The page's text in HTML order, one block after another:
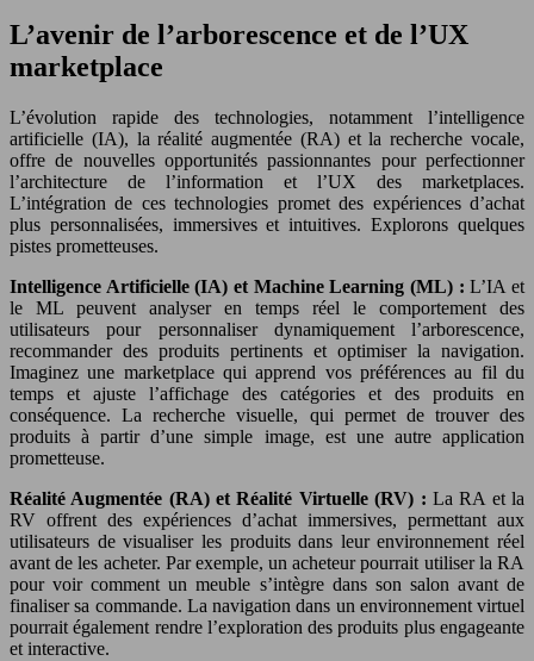
L’avenir de l’arborescence et de l’UX
marketplace
L’évolution rapide des technologies, notamment l’intelligence
artificielle (IA), la réalité augmentée (RA) et la recherche vocale,
offre de nouvelles opportunités passionnantes pour perfectionner
l’architecture de l’information et l’UX des marketplaces.
L’intégration de ces technologies promet des expériences d’achat
plus personnalisées, immersives et intuitives. Explorons quelques
pistes prometteuses.
Intelligence Artificielle (IA) et Machine Learning (ML) :L’IA et
le ML peuvent analyser en temps réel le comportement des
utilisateurs pour personnaliser dynamiquement l’arborescence,
recommander des produits pertinents et optimiser la navigation.
Imaginez une marketplace qui apprend vos préférences au fil du
temps et ajuste l’affichage des catégories et des produits en
conséquence. La recherche visuelle, qui permet de trouver des
produits à partir d’une simple image, est une autre application
prometteuse.
Réalité Augmentée (RA) et Réalité Virtuelle (RV) : La RA et la
RV offrent des expériences d’achat immersives, permettant aux
utilisateurs de visualiser les produits dans leur environnement réel
avant de les acheter. Par exemple, un acheteur pourrait utiliser la RA
pour voir comment un meuble s’intègre dans son salon avant de
finaliser sa commande. La navigation dans un environnement virtuel
pourrait également rendre l’exploration des produits plus engageante
et interactive.